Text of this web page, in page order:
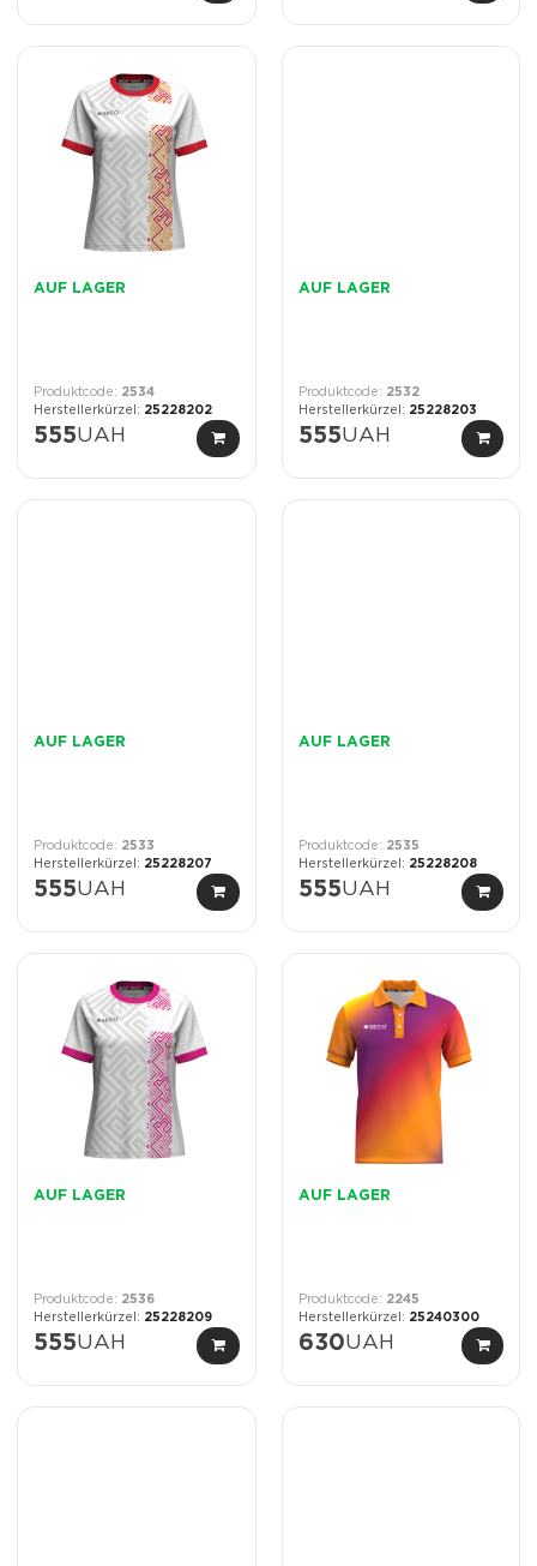
AUF LAGER
2534
25228202
555UAH
AUF LAGER
2532
25228203
555UAH
AUF LAGER
2533
25228207
555UAH
AUF LAGER
2535
25228208
555UAH
AUF LAGER
2536
25228209
555UAH
AUF LAGER
2245
25240300
630UAH